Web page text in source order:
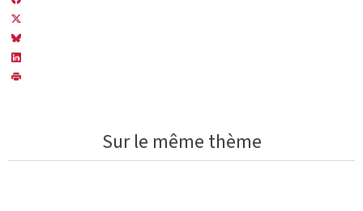
Sur le même thème